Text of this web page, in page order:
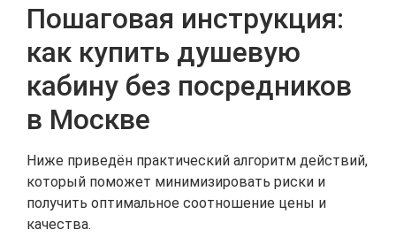
Пошаговая инструкция:
как купить душевую
кабину без посредников
в Москве
Ниже приведён практический алгоритм действий,
который поможет минимизировать риски и
получить оптимальное соотношение цены и
качества.